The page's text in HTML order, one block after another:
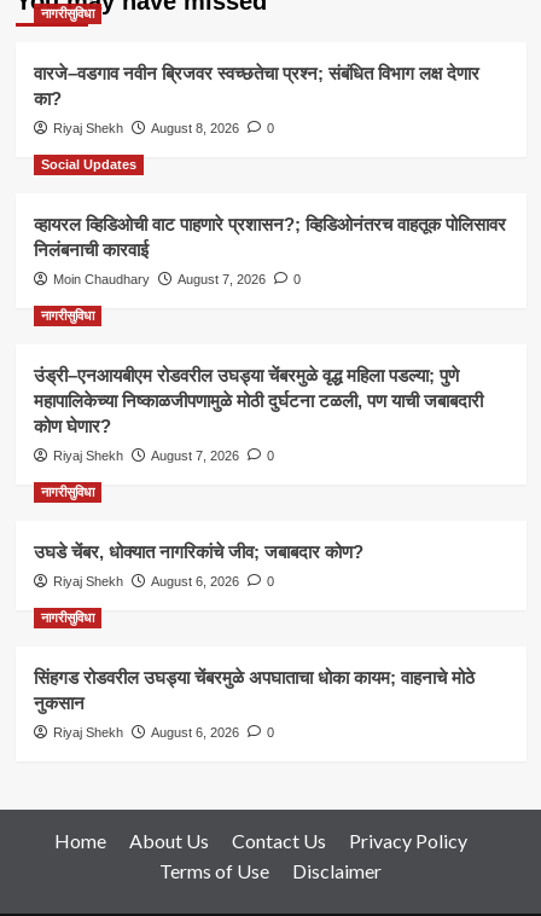
नागरीसुविधा
वारजे–वडगाव नवीन ब्रिजवर स्वच्छतेचा प्रश्न; संबंधित विभाग लक्ष देणार
का?
Riyaj Shekh August 8, 2026 0
Social Updates
व्हायरल व्हिडिओची वाट पाहणारे प्रशासन?; व्हिडिओनंतरच वाहतूक पोलिसावर
निलंबनाची कारवाई
Moin Chaudhary August 7, 2026 0
नागरीसुविधा
उंड्री–एनआयबीएम रोडवरील उघड्या चेंबरमुळे वृद्ध महिला पडल्या; पुणे
महापालिकेच्या निष्काळजीपणामुळे मोठी दुर्घटना टळली, पण याची जबाबदारी
कोण घेणार?
Riyaj Shekh August 7, 2026 0
नागरीसुविधा
उघडे चेंबर, धोक्यात नागरिकांचे जीव; जबाबदार कोण?
Riyaj Shekh August 6, 2026 0
नागरीसुविधा
सिंहगड रोडवरील उघड्या चेंबरमुळे अपघाताचा धोका कायम; वाहनाचे मोठे
नुकसान
Riyaj Shekh August 6, 2026 0
Home About Us Contact Us
Privacy Policy
Terms of Use
Disclaimer